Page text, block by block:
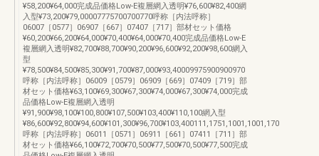
¥58,200¥64,000完成品価格Low-E複層網入透明¥76,600¥82,400網
入型¥73,200¥79,00007775700700770呼称［内法呼称］
06007［0577］06907［667］07407［717］部材セット価格
¥60,200¥66,200¥64,000¥70,400¥64,000¥70,400完成品価格Low-E
複層網入透明¥82,700¥88,700¥90,200¥96,600¥92,200¥98,600網入
型
¥78,500¥84,500¥85,300¥91,700¥87,000¥93,40009975900900970
呼称［内法呼称］06009［0579］06909［669］07409［719］部
材セット価格¥63,100¥69,300¥67,300¥74,000¥67,300¥74,000完成
品価格Low-E複層網入透明
¥91,900¥98,100¥100,800¥107,500¥103,400¥110,100網入型
¥86,600¥92,800¥94,600¥101,300¥96,700¥103,400111,1751,1001,1001,170
呼称［内法呼称］06011［0571］06911［661］07411［711］部
材セット価格¥66,100¥72,700¥70,500¥77,500¥70,500¥77,500完成